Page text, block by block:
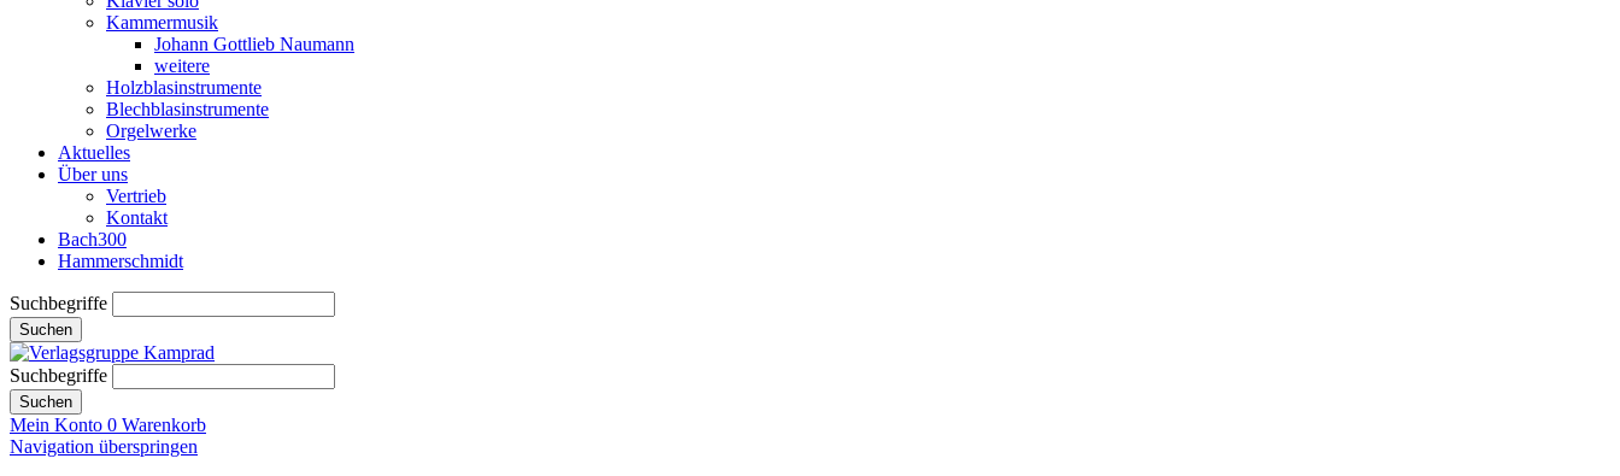
Kammermusik
Johann Gottlieb Naumann
weitere
Holzblasinstrumente
Blechblasinstrumente
Orgelwerke
Aktuelles
Über uns
Vertrieb
Kontakt
Bach300
Hammerschmidt
Suchbegriffe
Suchen
Suchbegriffe
Suchen
Mein Konto 0 Warenkorb
Navigation überspringen